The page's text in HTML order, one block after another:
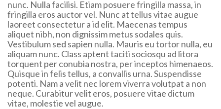
nunc. Nulla facilisi. Etiam posuere fringilla massa, in
fringilla eros auctor vel. Nunc at tellus vitae augue
laoreet consectetur a id elit. Maecenas tempus
aliquet nibh, non dignissim metus sodales quis.
Vestibulum sed sapien nulla. Mauris eu tortor nulla, eu
aliquam nunc. Class aptent taciti sociosqu ad litora
torquent per conubia nostra, per inceptos himenaeos.
Quisque in felis tellus, a convallis urna. Suspendisse
potenti. Nam a velit nec lorem viverra volutpat a non
neque. Curabitur velit eros, posuere vitae dictum
vitae, molestie vel augue.